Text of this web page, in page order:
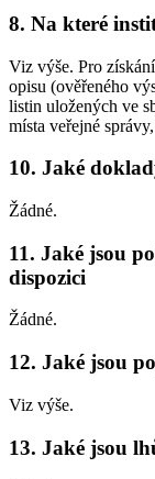
8. Na které
Viz výše. Pro
opisu (ověřeného
listin uložených ve
místa veřejné
10. Jaké
Žádné.
11. Jaké jsou
dispozici
Žádné.
12. Jaké jsou
Viz výše.
13. Jaké jsou